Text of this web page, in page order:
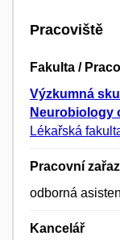
Pracoviště
Fakulta /
Výzkumná
Neurobiology
Lékařská
Pracovní
odborná
Kancelář